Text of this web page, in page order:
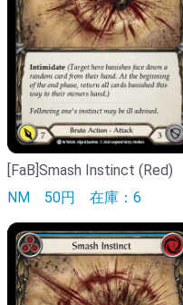
[FaB]Smash Instinct (Red)
NM 50円 在庫：6